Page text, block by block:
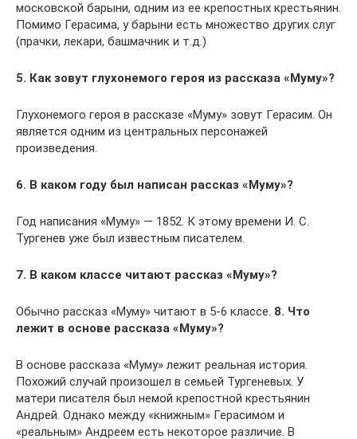
московской барыни, одним из ее крепостных крестьянин.
Помимо Герасима, у барыни есть множество других слуг
(прачки, лекари, башмачник и т.д.)
5. Как зовут глухонемого героя из рассказа «Муму»?
Глухонемого героя в рассказе «Муму» зовут Герасим. Он
является одним из центральных персонажей
произведения.
6. В каком году был написан рассказ «Муму»?
Год написания «Муму» — 1852. К этому времени И. С.
Тургенев уже был известным писателем.
7. В каком классе читают рассказ «Муму»?
Обычно рассказ «Муму» читают в 5-6 классе. 8. Что
лежит в основе рассказа «Муму»?
В основе рассказа «Муму» лежит реальная история.
Похожий случай произошел в семьей Тургеневых. У
матери писателя был немой крепостной крестьянин
Андрей. Однако между «книжным» Герасимом и
«реальным» Андреем есть некоторое различие. В